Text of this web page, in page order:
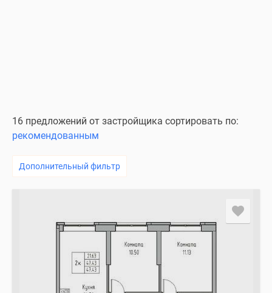
16 предложений от застройщика сортировать по:
рекомендованным
Дополнительный фильтр